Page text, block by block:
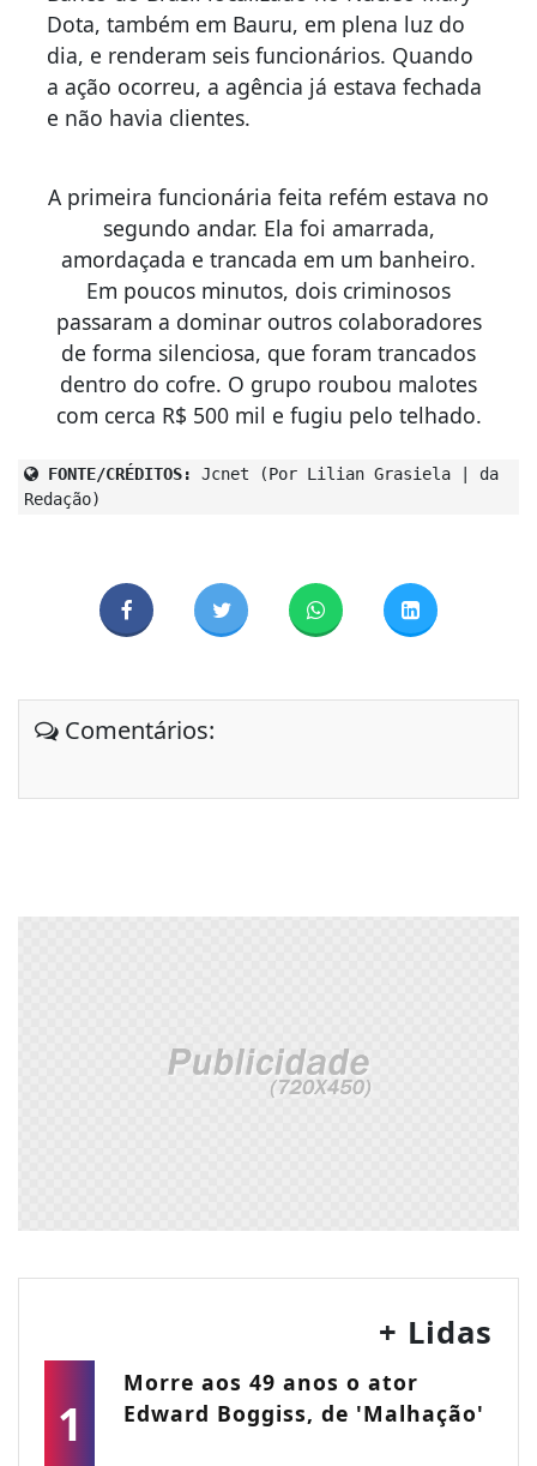
Dota, também em Bauru, em plena luz do
dia, e renderam seis funcionários. Quando
a ação ocorreu, a agência já estava fechada
e não havia clientes.
A primeira funcionária feita refém estava no
segundo andar. Ela foi amarrada,
amordaçada e trancada em um banheiro.
Em poucos minutos, dois criminosos
passaram a dominar outros colaboradores
de forma silenciosa, que foram trancados
dentro do cofre. O grupo roubou malotes
com cerca R$ 500 mil e fugiu pelo telhado.
FONTE/CRÉDITOS:
Jcnet (Por Lilian Grasiela | da
Redação)
Comentários:
+ Lidas
1
Morre aos 49 anos o ator
Edward Boggiss, de 'Malhação'